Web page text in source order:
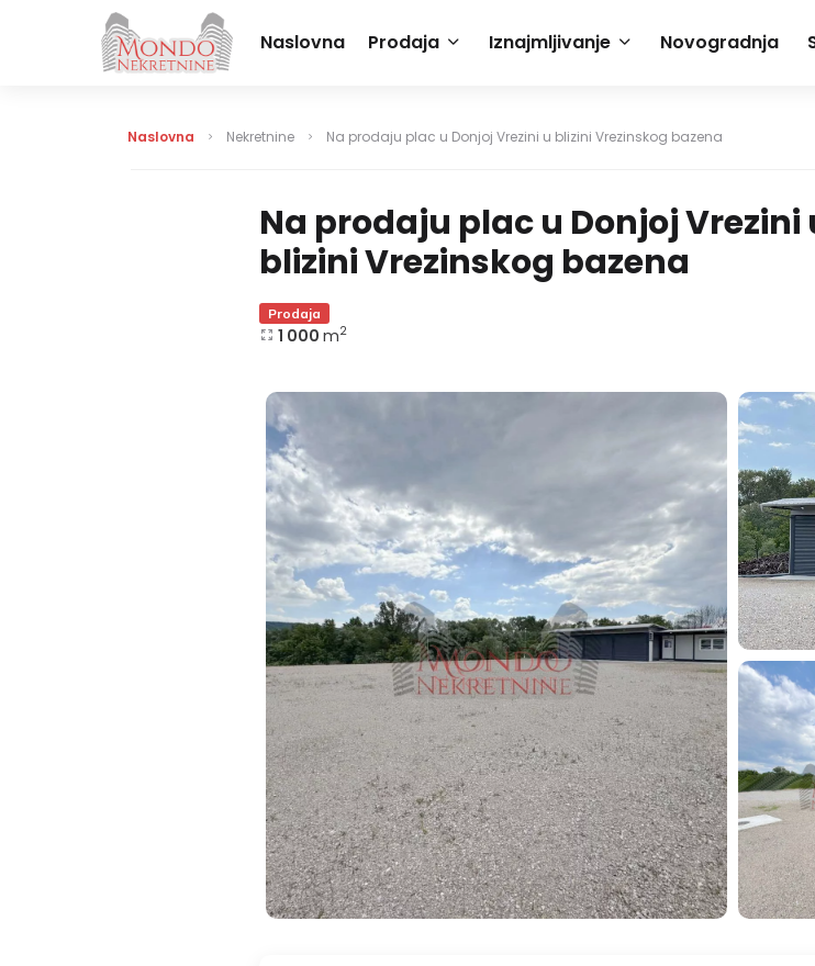
Naslovna Prodaja Iznajmljivanje Novogradnja
Naslovna Nekretnine Na prodaju plac u Donjoj Vrezini u blizini Vrezinskog bazena
Na prodaju plac u Donjoj Vrezini
blizini Vrezinskog bazena
Prodaja
1 000 m2